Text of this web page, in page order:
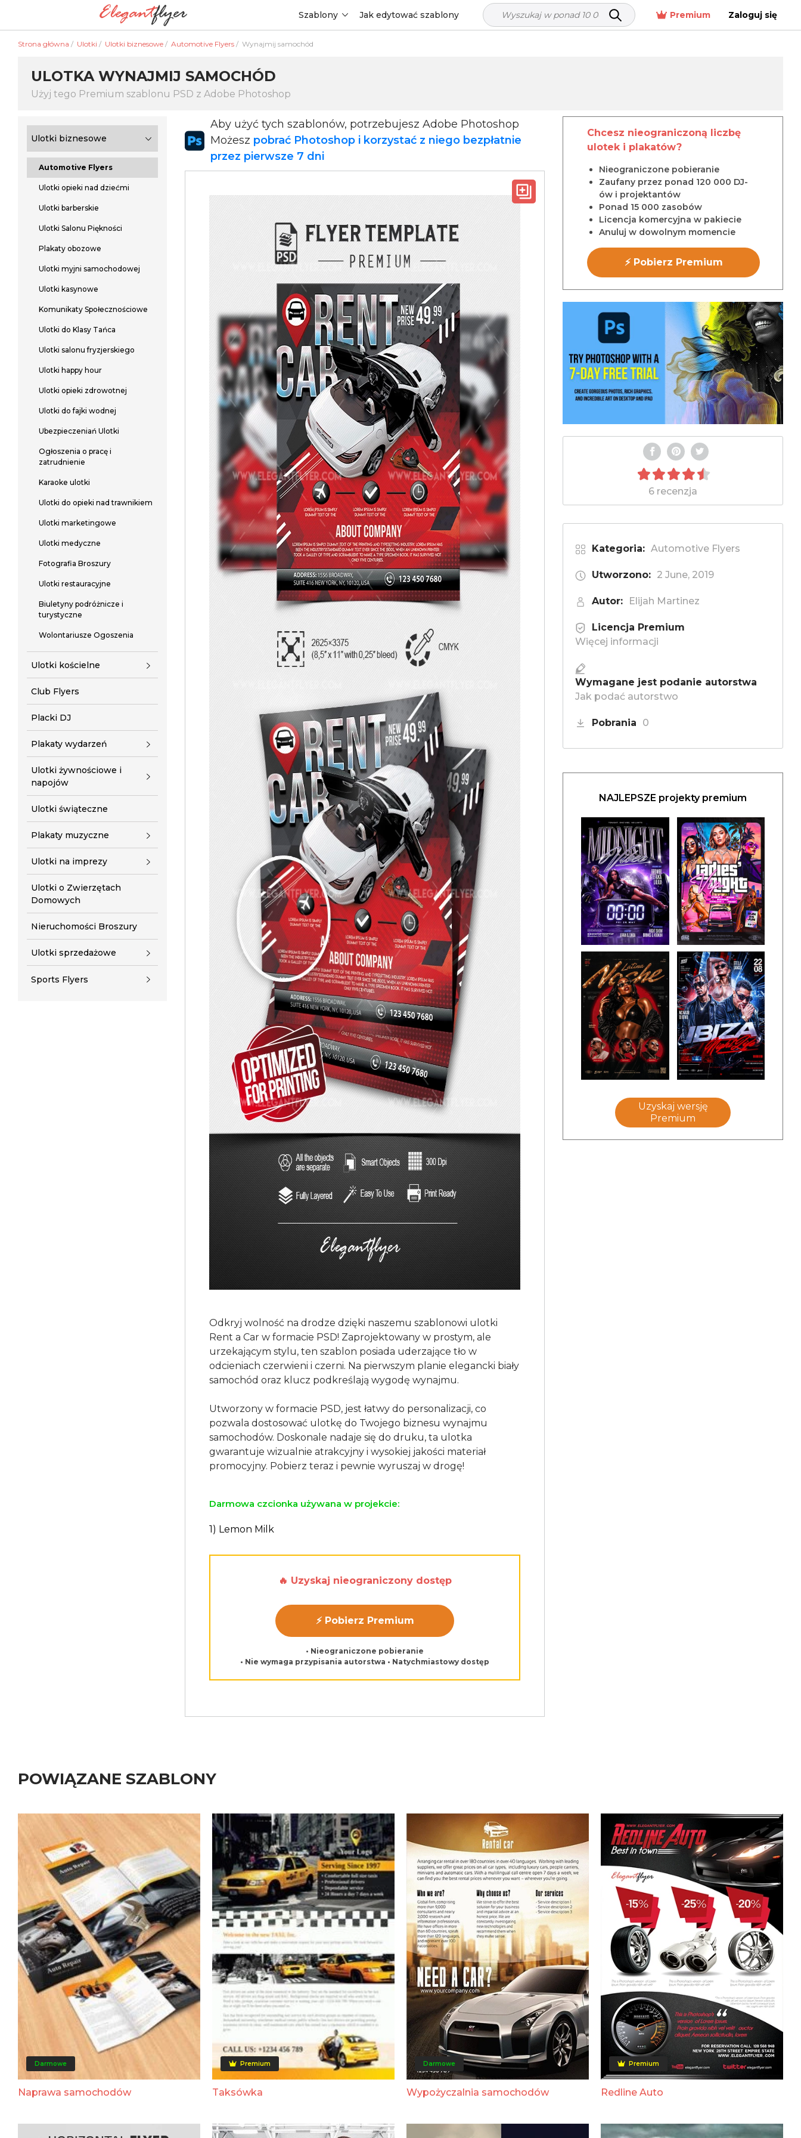
Szablony Jak edytować szablony Premium Zaloguj się
Strona główna / Ulotki / Ulotki biznesowe / Automotive Flyers / Wynajmij samochód
ULOTKA WYNAJMIJ SAMOCHÓD
Użyj tego Premium szablonu PSD z Adobe Photoshop
Ulotki biznesowe
Automotive Flyers
Ulotki opieki nad dziećmi
Ulotki barberskie
Ulotki Salonu Piękności
Plakaty obozowe
Ulotki myjni samochodowej
Ulotki kasynowe
Komunikaty Społecznościowe
Ulotki do Klasy Tańca
Ulotki salonu fryzjerskiego
Ulotki happy hour
Ulotki opieki zdrowotnej
Ulotki do fajki wodnej
Ubezpieczeniań Ulotki
Ogłoszenia o pracę i
zatrudnienie
Karaoke ulotki
Ulotki do opieki nad trawnikiem
Ulotki marketingowe
Ulotki medyczne
Fotografia Broszury
Ulotki restauracyjne
Biuletyny podróżnicze i
turystyczne
Wolontariusze Ogoszenia
Ulotki kościelne
Club Flyers
Placki DJ
Plakaty wydarzeń
Ulotki żywnościowe i
napojów
Ulotki świąteczne
Plakaty muzyczne
Ulotki na imprezy
Ulotki o Zwierzętach
Domowych
Nieruchomości Broszury
Ulotki sprzedażowe
Sports Flyers
Aby użyć tych szablonów, potrzebujesz Adobe Photoshop
Możesz pobrać Photoshop i korzystać z niego bezpłatnie
przez pierwsze 7 dni
Odkryj wolność na drodze dzięki naszemu szablonowi ulotki
Rent a Car w formacie PSD! Zaprojektowany w prostym, ale
urzekającym stylu, ten szablon posiada uderzające tło w
odcieniach czerwieni i czerni. Na pierwszym planie elegancki biały
samochód oraz klucz podkreślają wygodę wynajmu.
Utworzony w formacie PSD, jest łatwy do personalizacji, co
pozwala dostosować ulotkę do Twojego biznesu wynajmu
samochodów. Doskonale nadaje się do druku, ta ulotka
gwarantuje wizualnie atrakcyjny i wysokiej jakości materiał
Darmowa czcionka używana w projekcie:
1) Lemon Milk
🔥 Uzyskaj nieograniczony dostęp
⚡ Pobierz Premium
• Nieograniczone pobieranie
• Nie wymaga przypisania autorstwa • Natychmiastowy dostęp
Chcesz nieograniczoną liczbę
ulotek i plakatów?
Nieograniczone pobieranie
Zaufany przez ponad 120 000 DJ-
ów i projektantów
Ponad 15 000 zasobów
Licencja komercyjna w pakiecie
Anuluj w dowolnym momencie
⚡ Pobierz Premium
6 recenzja
Kategoria: Automotive Flyers
Utworzono: 2 June, 2019
Autor: Elijah Martinez
Licencja Premium
Więcej informacji
Wymagane jest podanie autorstwa
Jak podać autorstwo
Pobrania 0
NAJLEPSZE projekty premium
Uzyskaj wersję
Premium
POWIĄZANE SZABLONY
Darmowe
Naprawa samochodów
Premium
Taksówka
Darmowe
Wypożyczalnia samochodów
Premium
Redline Auto